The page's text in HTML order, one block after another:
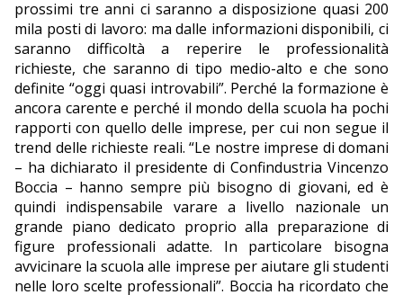
prossimi tre anni ci saranno a disposizione quasi 200
mila posti di lavoro: ma dalle informazioni disponibili, ci
saranno difficoltà a reperire le professionalità
richieste, che saranno di tipo medio-alto e che sono
definite “oggi quasi introvabili”. Perché la formazione è
ancora carente e perché il mondo della scuola ha pochi
rapporti con quello delle imprese, per cui non segue il
trend delle richieste reali. “Le nostre imprese di domani
– ha dichiarato il presidente di Confindustria Vincenzo
Boccia – hanno sempre più bisogno di giovani, ed è
quindi indispensabile varare a livello nazionale un
grande piano dedicato proprio alla preparazione di
figure professionali adatte. In particolare bisogna
avvicinare la scuola alle imprese per aiutare gli studenti
nelle loro scelte professionali”. Boccia ha ricordato che